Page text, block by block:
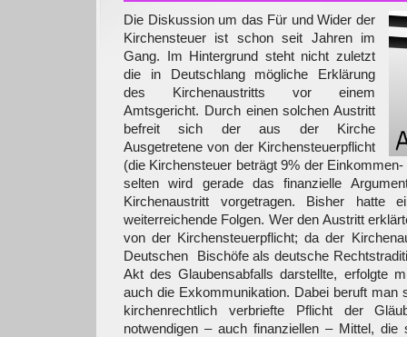
Die Diskussion um das Für und Wider der
Kirchensteuer ist schon seit Jahren im
Gang. Im Hintergrund steht nicht zuletzt
die in Deutschlang mögliche Erklärung
des Kirchenaustritts vor einem
Amtsgericht. Durch einen solchen Austritt
befreit sich der aus der Kirche
Ausgetretene von der Kirchensteuerpflicht
(die Kirchensteuer beträgt 9% der
selten wird gerade das finanzielle
Kirchenaustritt vorgetragen. Bisher hatte
weiterreichende Folgen. Wer den Austritt
von der Kirchensteuerpflicht; da der
Deutschen Bischöfe als deutsche
Akt des Glaubensabfalls darstellte, erfolgte
auch die Exkommunikation. Dabei beruft man
kirchenrechtlich verbriefte Pflicht der
notwendigen – auch finanziellen – Mittel, die